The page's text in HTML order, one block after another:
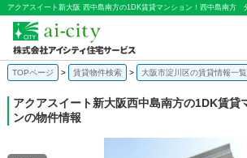
TOPページ 賃貸物件検索 大阪市淀川区の賃貸情報一覧
アクアスイート新大阪西中島南方の1DK賃貸
ンの物件情報